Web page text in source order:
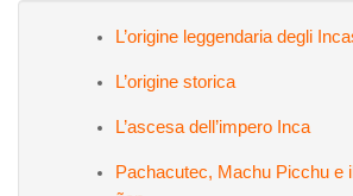
L’origine leggendaria degli
L’origine storica
L’ascesa dell’impero Inca
Pachacutec, Machu Picchu e